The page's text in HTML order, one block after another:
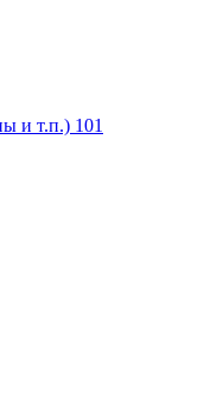
и т.п.) 101